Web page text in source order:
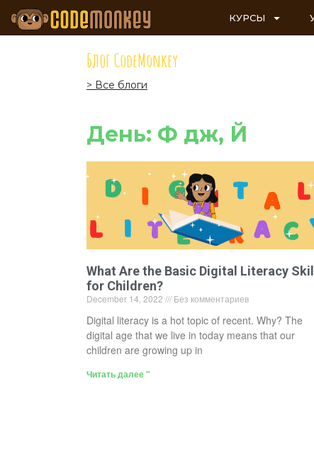
КУРСЫ
Блог CodeMonkey
> Все блоги
День: Ф дж, Й
What Are the Basic Digital Literacy
for Children?
December 14, 2022 Без комментариев
Digital literacy is a hot topic of recent. Why? The
digital age that we live in today means that our
children are growing up in
Читать далее "